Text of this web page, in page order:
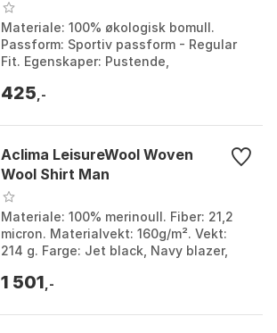
Materiale: 100% økologisk bomull.
Passform: Sportiv passform - Regular
Fit. Egenskaper: Pustende,
g. Farge: Alabama / ta...
425 ,-
Aclima LeisureWool Woven
Wool Shirt Man
Materiale: 100% merinoull. Fiber: 21,2
micron. Materialvekt: 160g/m². Vekt:
214 g. Farge: Jet black, Navy blazer,
M, S,...
1 501 ,-